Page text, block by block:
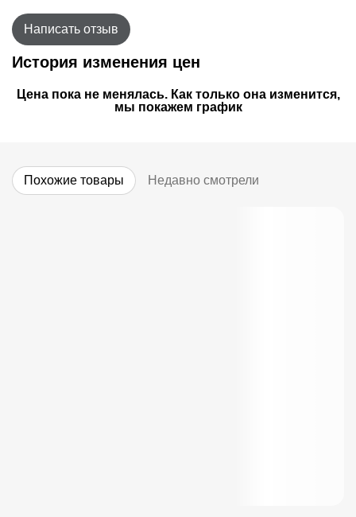
Написать отзыв
История изменения цен
Цена пока не менялась. Как только она изменится,
мы покажем график
Похожие товары Недавно смотрели